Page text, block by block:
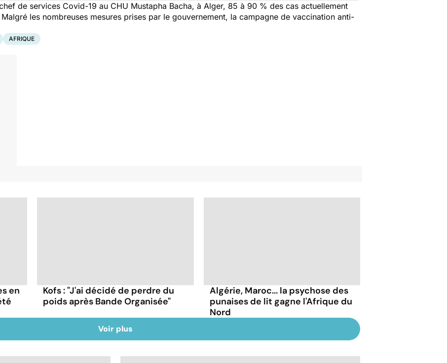
de services Covid-19 au CHU Mustapha Bacha, à Alger, 85 à 90 % des cas actuellement
les nombreuses mesures prises par le gouvernement, la campagne de vaccination anti-
AFRIQUE
en
Kofs : "J'ai décidé de perdre du
poids après Bande Organisée"
Algérie, Maroc... la psychose des
punaises de lit gagne l'Afrique du
Nord
Voir plus